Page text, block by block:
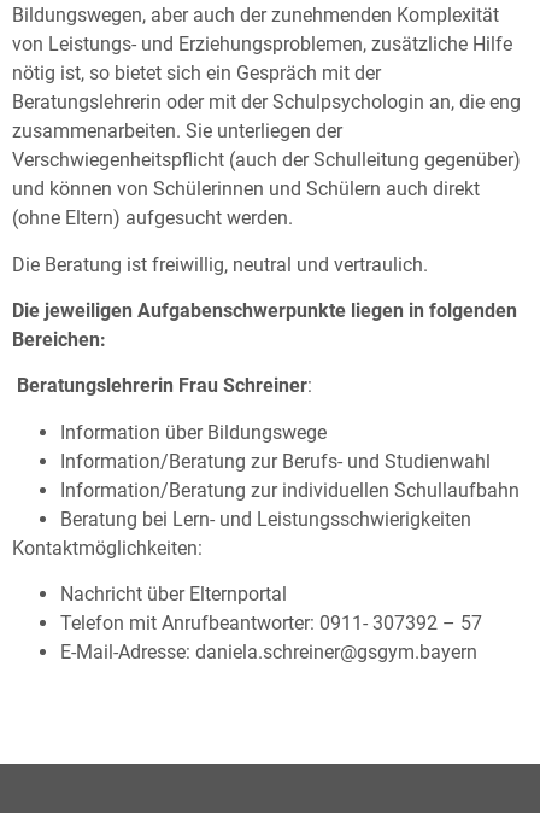
Bildungswegen, aber auch der zunehmenden Komplexität
von Leistungs- und Erziehungsproblemen, zusätzliche Hilfe
nötig ist, so bietet sich ein Gespräch mit der
Beratungslehrerin oder mit der Schulpsychologin an, die eng
zusammenarbeiten. Sie unterliegen der
Verschwiegenheitspflicht (auch der Schulleitung gegenüber)
und können von Schülerinnen und Schülern auch direkt
(ohne Eltern) aufgesucht werden.
Die Beratung ist freiwillig, neutral und vertraulich.
Die jeweiligen Aufgabenschwerpunkte liegen in folgenden
Bereichen:
Beratungslehrerin Frau Schreiner:
Information über Bildungswege
Information/Beratung zur Berufs- und Studienwahl
Information/Beratung zur individuellen Schullaufbahn
Beratung bei Lern- und Leistungsschwierigkeiten
Kontaktmöglichkeiten:
Nachricht über Elternportal
Telefon mit Anrufbeantworter: 0911- 307392 – 57
E-Mail-Adresse: daniela.schreiner@gsgym.bayern